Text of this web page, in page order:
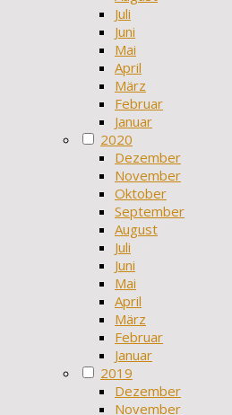
Juli
Juni
Mai
April
März
Februar
Januar
2020
Dezember
November
Oktober
September
August
Juli
Juni
Mai
April
März
Februar
Januar
2019
Dezember
November